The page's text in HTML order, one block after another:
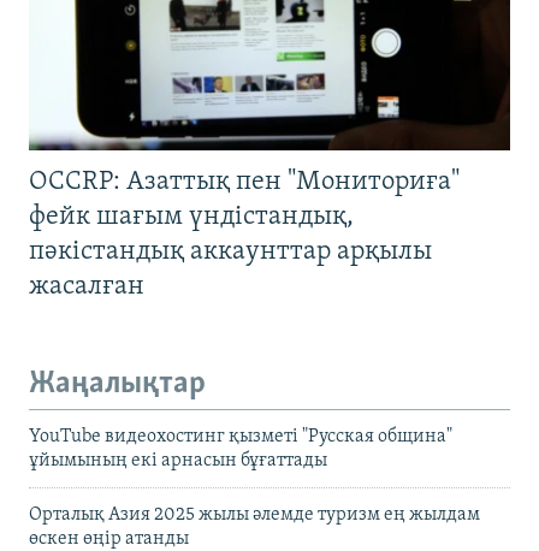
OCCRP: Азаттық пен "Мониториға"
фейк шағым үндістандық,
пәкістандық аккаунттар арқылы
жасалған
Жаңалықтар
YouTube видеохостинг қызметі "Русская община"
ұйымының екі арнасын бұғаттады
Орталық Азия 2025 жылы әлемде туризм ең жылдам
өскен өңір атанды